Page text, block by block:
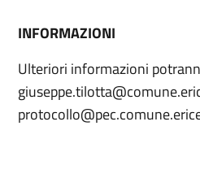
INFORMAZIONI
Ulteriori informazioni